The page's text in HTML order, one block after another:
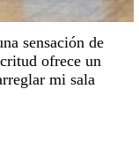
sensación de
ofrece un
mi sala